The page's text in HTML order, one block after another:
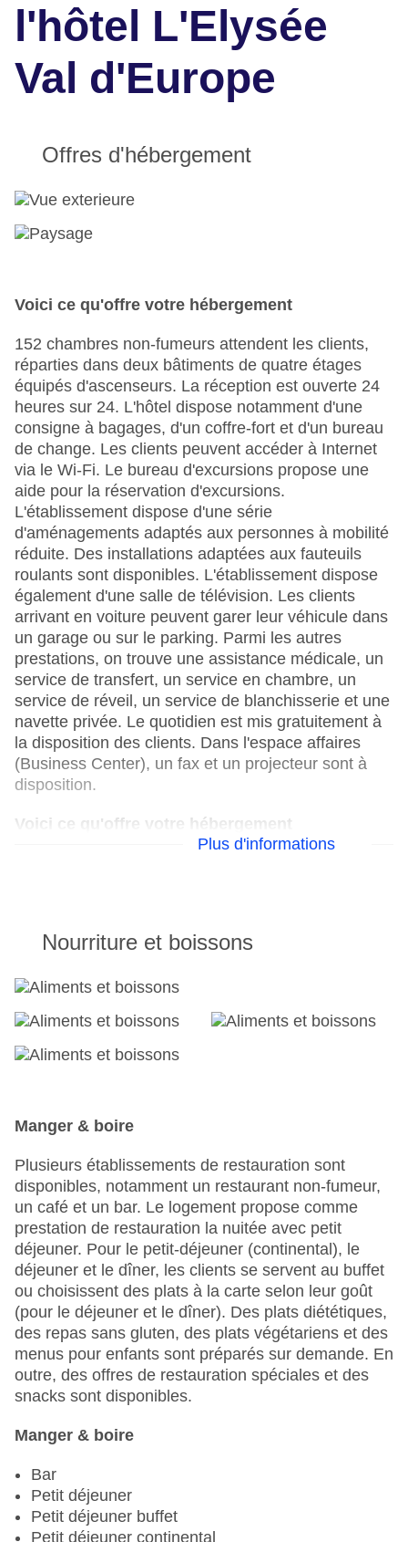
l'hôtel L'Elysée
Val d'Europe
Offres d'hébergement
Voici ce qu'offre votre hébergement
152 chambres non-fumeurs attendent les clients,
réparties dans deux bâtiments de quatre étages
équipés d'ascenseurs. La réception est ouverte 24
heures sur 24. L'hôtel dispose notamment d'une
consigne à bagages, d'un coffre-fort et d'un bureau
de change. Les clients peuvent accéder à Internet
via le Wi-Fi. Le bureau d'excursions propose une
aide pour la réservation d'excursions.
L'établissement dispose d'une série
d'aménagements adaptés aux personnes à mobilité
réduite. Des installations adaptées aux fauteuils
roulants sont disponibles. L'établissement dispose
également d'une salle de télévision. Les clients
arrivant en voiture peuvent garer leur véhicule dans
un garage ou sur le parking. Parmi les autres
prestations, on trouve une assistance médicale, un
service de transfert, un service en chambre, un
service de réveil, un service de blanchisserie et une
navette privée. Le quotidien est mis gratuitement à
la disposition des clients. Dans l'espace affaires
(Business Center), un fax et un projecteur sont à
disposition.
Voici ce qu'offre votre hébergement
Salle de conférence
Ouverture de l'hôtel : 2002
Coffre-fort de l'hôtel
WLAN/WiFi dans l'hôtel
Dernière rénovation complète : 2016
Nombre d'ascenseurs : 1
Service de chambre
Terrasse ensoleillée : sans frais
Nombre total d'étages : 4
Nombre total de chambres : 152
Modes de paiement : American Express, Diners
Club , EC Maestro, Mastercard, Visa
Catégorie nationale : 4 étoiles
Plus d'informations
Nourriture et boissons
Manger & boire
Plusieurs établissements de restauration sont
disponibles, notamment un restaurant non-fumeur,
un café et un bar. Le logement propose comme
prestation de restauration la nuitée avec petit
déjeuner. Pour le petit-déjeuner (continental), le
déjeuner et le dîner, les clients se servent au buffet
ou choisissent des plats à la carte selon leur goût
(pour le déjeuner et le dîner). Des plats diététiques,
des repas sans gluten, des plats végétariens et des
menus pour enfants sont préparés sur demande. En
outre, des offres de restauration spéciales et des
snacks sont disponibles.
Manger & boire
Bar
Petit déjeuner
Petit déjeuner buffet
Petit déjeuner continental